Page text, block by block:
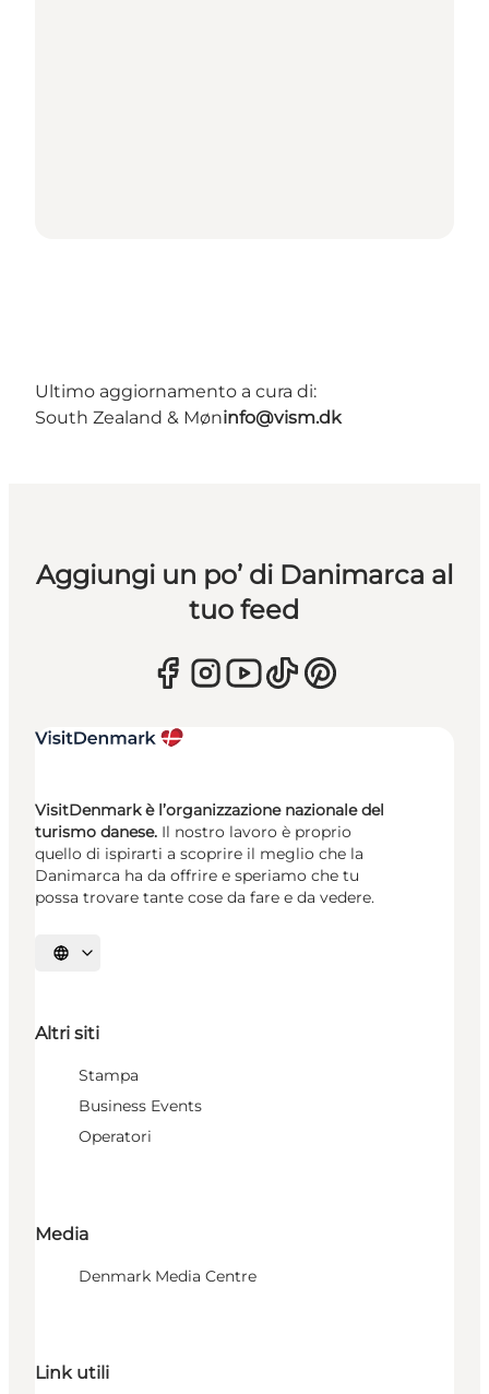
Ultimo aggiornamento a cura di:
South Zealand & Møninfo@vism.dk
Aggiungi un po’ di Danimarca al
tuo feed
VisitDenmark è l’organizzazione nazionale del
turismo danese. Il nostro lavoro è proprio
quello di ispirarti a scoprire il meglio che la
Danimarca ha da offrire e speriamo che tu
possa trovare tante cose da fare e da vedere.
Seleziona la lingua
Altri siti
Stampa
Business Events
Operatori
Media
Denmark Media Centre
Link utili